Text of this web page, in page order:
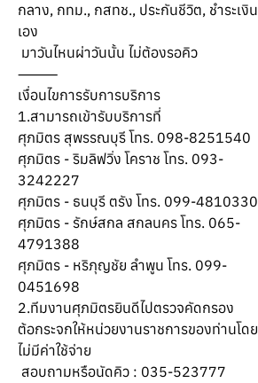
กลาง, กทม., กสทช., ประกันชีวิต, ชำระเงิน
เอง
มาวันไหนผ่าวันนั้น ไม่ต้องรอคิว
⸻
เงื่อนไขการรับการบริการ
1.สามารถเข้ารับบริการที่
ศุภมิตร สุพรรณบุรี โทร. 098-8251540
ศุภมิตร - ริมลิฟวิ่ง โคราช โทร. 093-
3242227
ศุภมิตร - ธนบุรี ตรัง โทร. 099-4810330
ศุภมิตร - รักษ์สกล สกลนคร โทร. 065-
4791388
ศุภมิตร - หริภุญชัย ลำพูน โทร. 099-
0451698
2.ทีมงานศุภมิตรยินดีไปตรวจคัดกรอง
ต้อกระจกให้หน่วยงานราชการของท่านโดย
ไม่มีค่าใช้จ่าย
สอบถามหรือนัดคิว : 035-523777